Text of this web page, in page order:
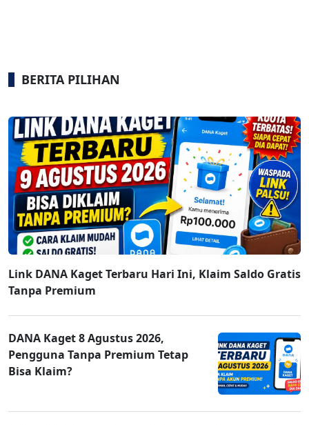
BERITA PILIHAN
Link DANA Kaget Terbaru Hari Ini, Klaim Saldo Gratis
Tanpa Premium
DANA Kaget 8 Agustus 2026,
Pengguna Tanpa Premium Tetap
Bisa Klaim?